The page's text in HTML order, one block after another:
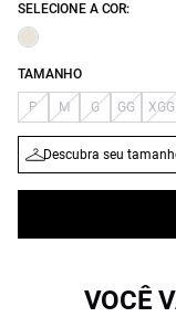
SELECIONE A COR:
TAMANHO
P M G GG XGG
Descubra seu
VOCÊ